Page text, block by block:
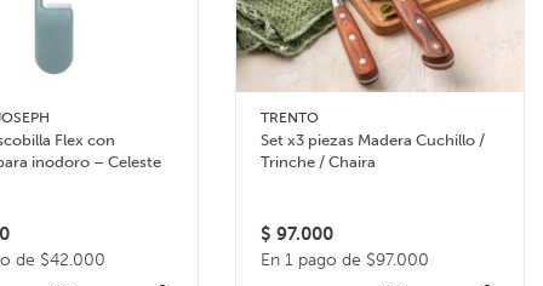
Flex con
inodoro – Celeste
de $42.000
TRENTO
Set x3 piezas Madera Cuchillo /
Trinche / Chaira
$ 97.000
En 1 pago de $97.000